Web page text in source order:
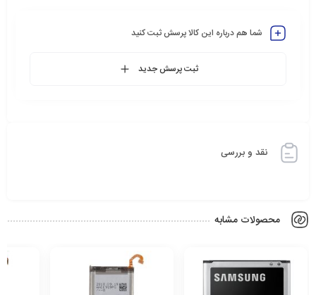
شما هم درباره این کالا پرسش ثبت کنید
ثبت پرسش جدید
نقد و بررسی
محصولات مشابه